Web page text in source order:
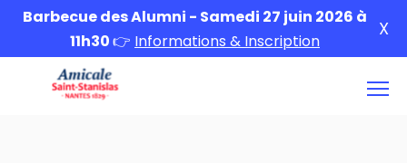
Barbecue des Alumni - Samedi 27 juin 2026 à
11h30👉 Informations & Inscription
X